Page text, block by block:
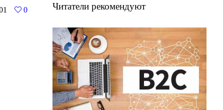
0
Читатели рекомендуют